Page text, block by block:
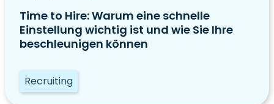
Time to Hire: Warum eine schnelle
Einstellung wichtig ist und wie Sie Ihre
beschleunigen können
Recruiting